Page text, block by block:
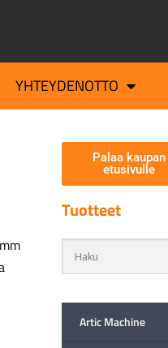
YHTEYDENOTTO
Palaa kaupan
etusivulle
Tuotteet
Artic Machine